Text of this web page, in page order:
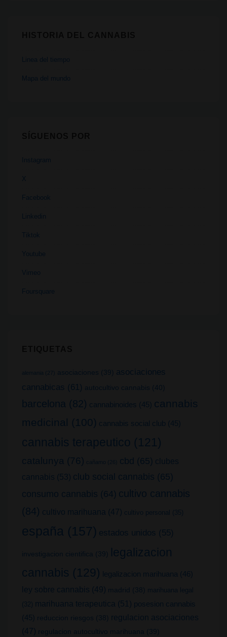
Linea del tiempo
Mapa del mundo
Instagram
X
Facebook
Linkedin
Tiktok
Youtube
Vimeo
Foursquare
alemania (27) asociaciones (39)
asociaciones
cannabicas (61) autocultivo cannabis (40)
barcelona (82) cannabinoides (45) cannabis
medicinal (100) cannabis social club (45)
cannabis terapeutico (121)
catalunya (76) cañamo (26) cbd (65) clubes
cannabis (53) club social cannabis (65)
consumo cannabis (64) cultivo cannabis
(84) cultivo marihuana (47) cultivo personal (35)
españa (157) estados unidos (55)
investigacion cientifica (39)
legalizacion
cannabis (129) legalizacion marihuana (46)
ley sobre cannabis (49) madrid (38)
marihuana legal
(32)
marihuana terapeutica (51) posesion cannabis
(45) reduccion riesgos (38)
regulacion asociaciones
(47) regulacion autocultivo marihuana (39)